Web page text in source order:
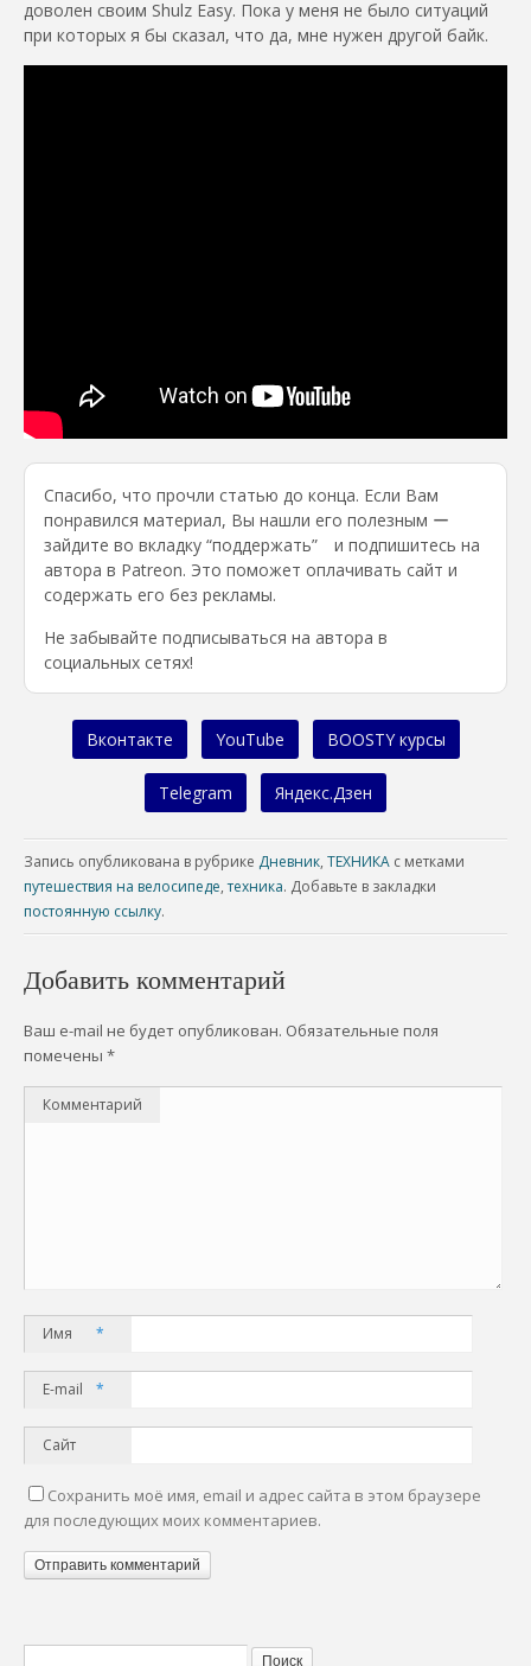
доволен своим Shulz Easy. Пока у меня не было ситуаций
при которых я бы сказал, что да, мне нужен другой байк.
Спасибо, что прочли статью до конца. Если Вам
понравился материал, Вы нашли его полезным ー
зайдите во вкладку “поддержать” и подпишитесь на
автора в Patreon. Это поможет оплачивать сайт и
содержать его без рекламы.
Не забывайте подписываться на автора в
социальных сетях!
Вконтакте YouTube BOOSTY курсы
Telegram Яндекс.Дзен
Запись опубликована в рубрике Дневник, ТЕХНИКА с метками
путешествия на велосипеде,техника. Добавьте в закладки
постоянную ссылку.
Добавить комментарий
Ваш e-mail не будет опубликован. Обязательные поля
помечены *
Комментарий
Имя *
E-mail *
Сайт
Сохранить моё имя, email и адрес сайта в этом браузере
для последующих моих комментариев.